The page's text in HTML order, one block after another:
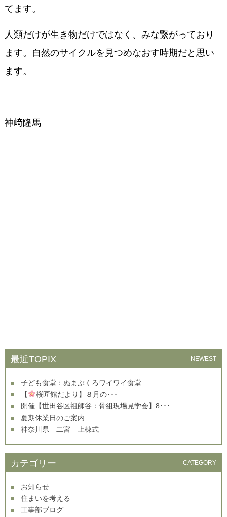
てます。
人類だけが生き物だけではなく、みな繋がっており
ます。自然のサイクルを見つめなおす時期だと思い
ます。
神﨑隆馬
最近TOPIX NEWEST
子ども食堂：ぬまぶくろワイワイ食堂
【
桜匠館だより】８月の･･･
開催【世田谷区祖師谷：骨組現場見学会】8･･･
夏期休業日のご案内
神奈川県 二宮 上棟式
カテゴリー CATEGORY
お知らせ
住まいを考える
工事部ブログ